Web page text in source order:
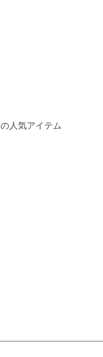
人気アイテム